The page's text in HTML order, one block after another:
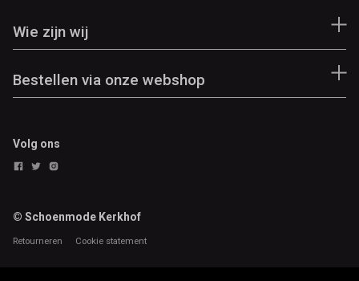
Wie zijn wij
Bestellen via onze webshop
Volg ons
© Schoenmode Kerkhof
Retourneren Cookie statement